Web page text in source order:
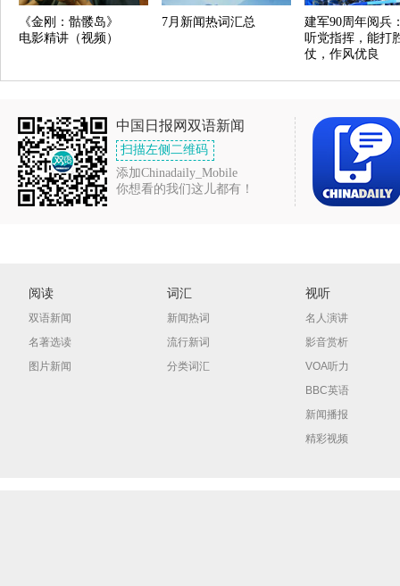
《金刚：骷髅岛》
电影精讲（视频）
7月新闻热词汇总
建军90周年阅兵
听党指挥，能打
仗，作风优良
中国日报网双语新闻
扫描左侧二维码
添加Chinadaily_Mobile
你想看的我们这儿都有！
阅读
双语新闻
名著选读
图片新闻
词汇
新闻热词
流行新词
分类词汇
视听
名人演讲
影音赏析
VOA听力
BBC英语
新闻播报
精彩视频